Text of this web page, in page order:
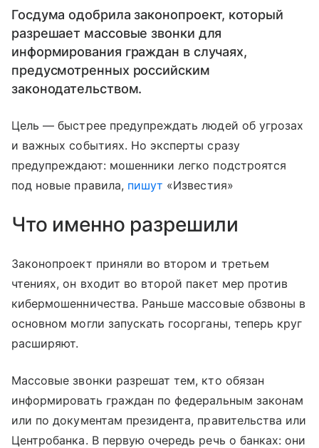
Госдума одобрила законопроект, который
разрешает массовые звонки для
информирования граждан в случаях,
предусмотренных российским
законодательством.
Цель — быстрее предупреждать людей об угрозах
и важных событиях. Но эксперты сразу
предупреждают: мошенники легко подстроятся
под новые правила, пишут «Известия»
Что именно разрешили
Законопроект приняли во втором и третьем
чтениях, он входит во второй пакет мер против
кибермошенничества. Раньше массовые обзвоны в
основном могли запускать госорганы, теперь круг
расширяют.
Массовые звонки разрешат тем, кто обязан
информировать граждан по федеральным законам
или по документам президента, правительства или
Центробанка. В первую очередь речь о банках: они